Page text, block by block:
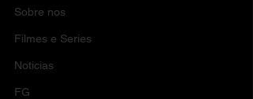
Sobre nos
Filmes e Series
Noticias
FG